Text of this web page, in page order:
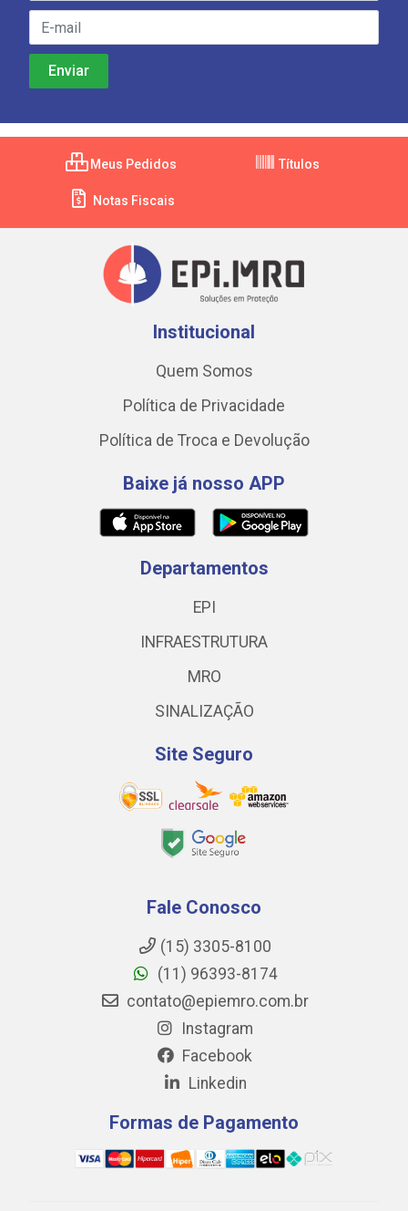
Meus Pedidos Títulos
Notas Fiscais
Institucional
Quem Somos
Política de Privacidade
Política de Troca e Devolução
Baixe já nosso APP
Departamentos
EPI
INFRAESTRUTURA
MRO
SINALIZAÇÃO
Site Seguro
Fale Conosco
(15) 3305-8100
(11) 96393-8174
contato@epiemro.com.br
Instagram
Facebook
Linkedin
Formas de Pagamento